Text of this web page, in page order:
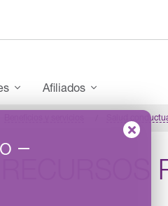
–
Afiliados
Salud